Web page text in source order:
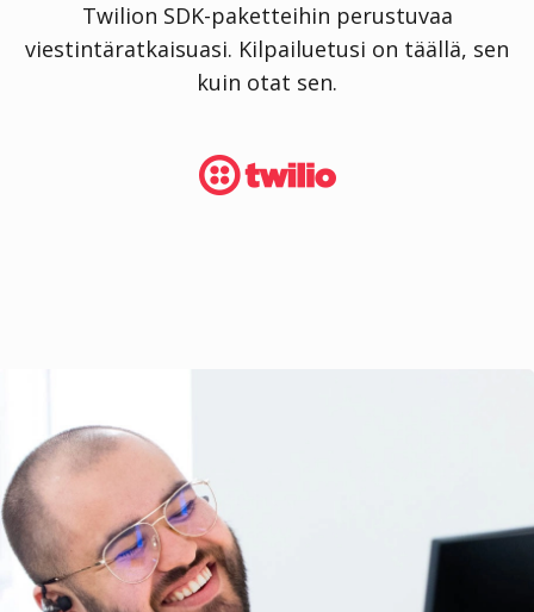
Twilion SDK-paketteihin perustuvaa
viestintäratkaisuasi. Kilpailuetusi on täällä, sen
kuin otat sen.